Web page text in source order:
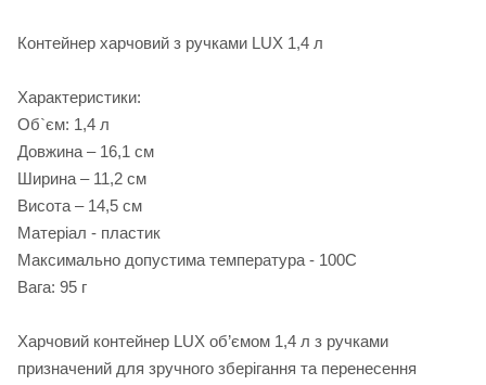
Контейнер харчовий з ручками LUX 1,4 л
Характеристики:
Об`єм: 1,4 л
Довжина – 16,1 см
Ширина – 11,2 см
Висота – 14,5 см
Матеріал - пластик
Максимально допустима температура - 100С
Вага: 95 г
Харчовий контейнер LUX об’ємом 1,4 л з ручками
призначений для зручного зберігання та перенесення